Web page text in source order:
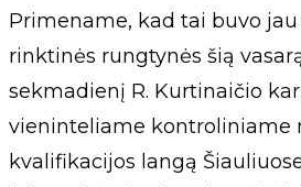
Primename, kad tai buvo
rinktinės rungtynės šią
sekmadienį R. Kurtinaičio
vieninteliame kontroliniame
kvalifikacijos langą